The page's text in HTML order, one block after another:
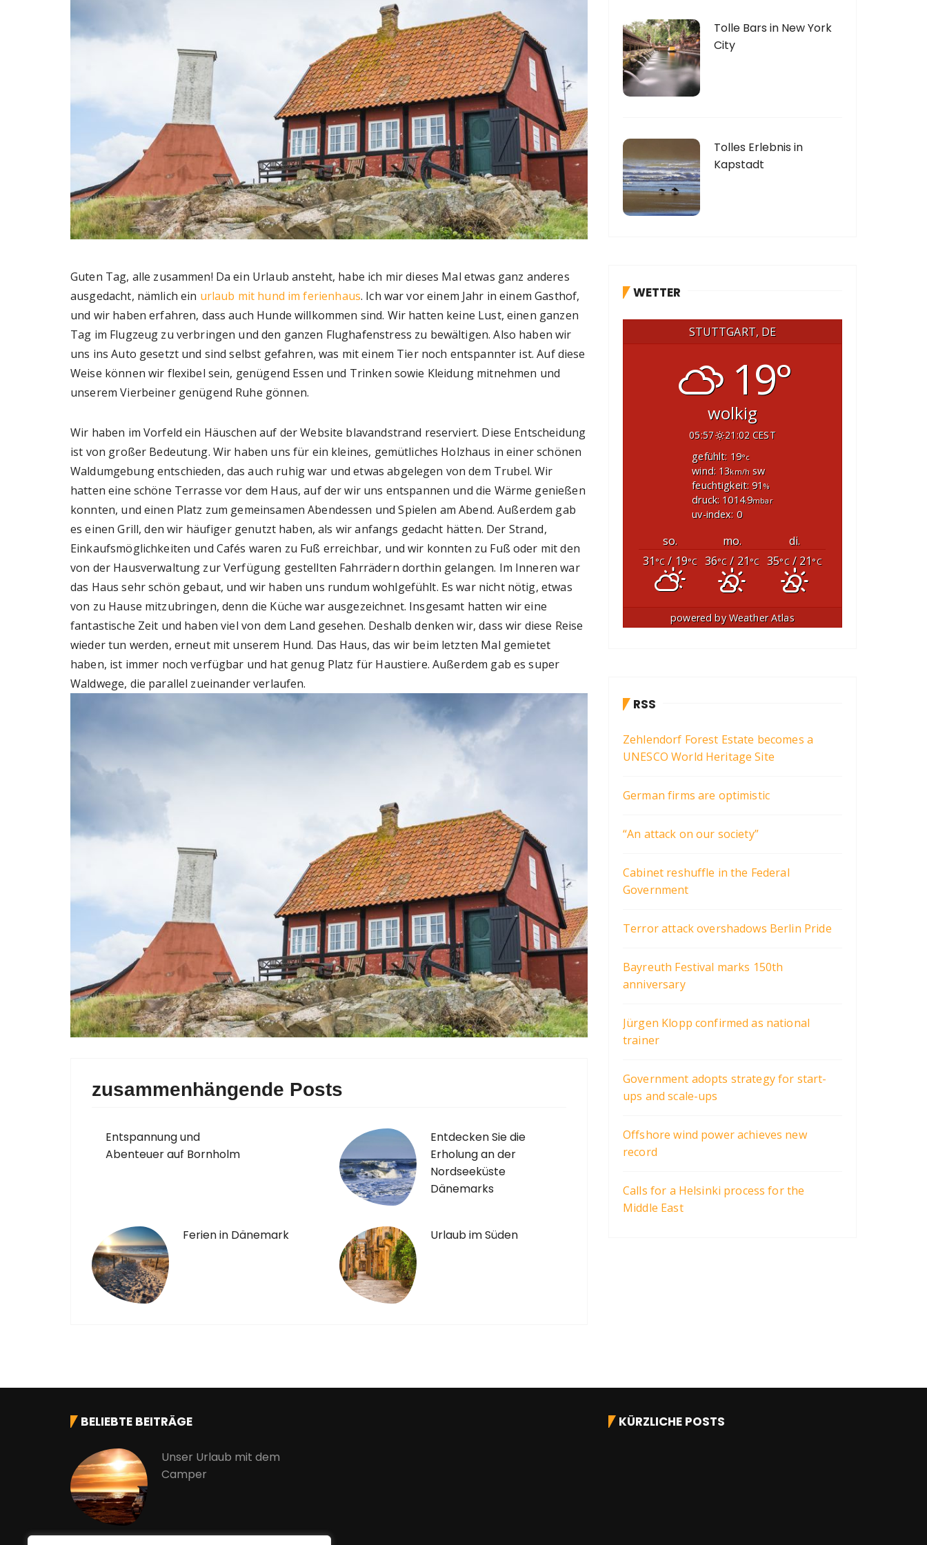
Guten Tag, alle zusammen! Da ein Urlaub ansteht, habe ich mir dieses Mal etwas ganz anderes
ausgedacht, nämlich ein urlaub mit hund im ferienhaus. Ich war vor einem Jahr in einem Gasthof,
und wir haben erfahren, dass auch Hunde willkommen sind. Wir hatten keine Lust, einen ganzen
Tag im Flugzeug zu verbringen und den ganzen Flughafenstress zu bewältigen. Also haben wir
uns ins Auto gesetzt und sind selbst gefahren, was mit einem Tier noch entspannter ist. Auf diese
Weise können wir flexibel sein, genügend Essen und Trinken sowie Kleidung mitnehmen und
unserem Vierbeiner genügend Ruhe gönnen.
Wir haben im Vorfeld ein Häuschen auf der Website blavandstrand reserviert. Diese Entscheidung
ist von großer Bedeutung. Wir haben uns für ein kleines, gemütliches Holzhaus in einer schönen
Waldumgebung entschieden, das auch ruhig war und etwas abgelegen von dem Trubel. Wir
hatten eine schöne Terrasse vor dem Haus, auf der wir uns entspannen und die Wärme genießen
konnten, und einen Platz zum gemeinsamen Abendessen und Spielen am Abend. Außerdem gab
es einen Grill, den wir häufiger genutzt haben, als wir anfangs gedacht hätten. Der Strand,
Einkaufsmöglichkeiten und Cafés waren zu Fuß erreichbar, und wir konnten zu Fuß oder mit den
von der Hausverwaltung zur Verfügung gestellten Fahrrädern dorthin gelangen. Im Inneren war
das Haus sehr schön gebaut, und wir haben uns rundum wohlgefühlt. Es war nicht nötig, etwas
von zu Hause mitzubringen, denn die Küche war ausgezeichnet. Insgesamt hatten wir eine
fantastische Zeit und haben viel von dem Land gesehen. Deshalb denken wir, dass wir diese Reise
wieder tun werden, erneut mit unserem Hund. Das Haus, das wir beim letzten Mal gemietet
haben, ist immer noch verfügbar und hat genug Platz für Haustiere. Außerdem gab es super
Waldwege, die parallel zueinander verlaufen.
zusammenhängende Posts
Entspannung und
Abenteuer auf Bornholm
Entdecken Sie die
Erholung an der
Nordseeküste
Dänemarks
Ferien in Dänemark Urlaub im Süden
Tolle Bars in New York
City
Tolles Erlebnis in
Kapstadt
WETTER
STUTTGART, DE
19°
wolkig
05:57
21:02 CEST
gefühlt: 19°c
wind: 13km/h sw
feuchtigkeit: 91 %
druck: 1014.9mbar
uv-index: 0
so. mo.
di.
31°C / 19°C 36°C / 21°C 35°C/ 21°C
powered byWeather Atlas
RSS
Zehlendorf Forest Estate becomes a
UNESCO World Heritage Site
German firms are optimistic
“An attack on our society”
Cabinet reshuffle in the Federal
Government
Terror attack overshadows Berlin Pride
Bayreuth Festival marks 150th
anniversary
Jürgen Klopp confirmed as national
trainer
Government adopts strategy for start-
ups and scale-ups
Offshore wind power achieves new
record
Calls for a Helsinki process for the
Middle East
BELIEBTE BEITRÄGE
Unser Urlaub mit dem
Camper
KÜRZLICHE POSTS